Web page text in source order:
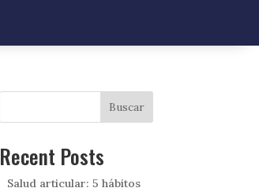
Buscar
Recent Posts
Salud articular: 5 hábitos